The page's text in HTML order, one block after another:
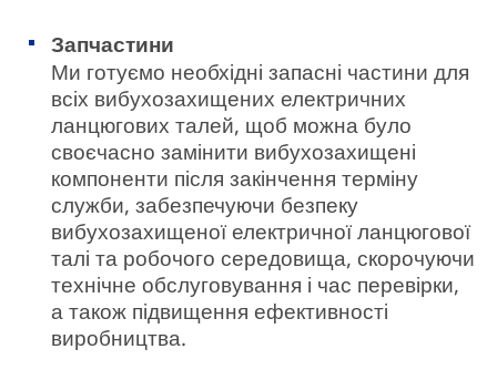
Запчастини
Ми готуємо необхідні запасні частини для
всіх вибухозахищених електричних
ланцюгових талей, щоб можна було
своєчасно замінити вибухозахищені
компоненти після закінчення терміну
служби, забезпечуючи безпеку
вибухозахищеної електричної ланцюгової
талі та робочого середовища, скорочуючи
технічне обслуговування і час перевірки,
а також підвищення ефективності
виробництва.